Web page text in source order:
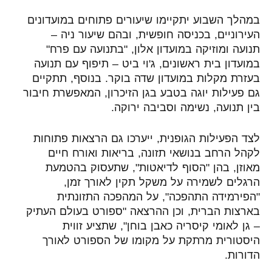
במהלך השבוע יתקיימו שיעורים פתוחים במועדונים
העירוניים, בכניסה חופשית, ובהם שיעור ניה –
תנועה ומוזיקה במועדון אלון, "בתנועה עם פרח"
במועדון בית ראשונים, ג'וי ביט – תיפוף עם תנועה
בעזרת מקלות במועדון שדה בוקר. בנוסף, תתקיים
גם פעילות יוגה בטבע בגן הזיכרון, המאפשרת חיבור
בין תנועה, נשימה וסביבה ירוקה.
לצד הפעילות הגופנית, ייערכו גם הרצאות פתוחות
לקהל הרחב בנושאי תזונה, בריאות ואורח חיים
מאוזן, בהן "הסוף לדיאטות", שתעסוק בהטמעת
הרגלים לשמירה על משקל תקין לאורך זמן,
"הפירמידה התהפכה", על המהפכה התזונתית
בארצות הברית, וכן ההרצאה "ספורט בעולם העתיק
– גן לאומי קיסריה כאבן בוחן", שתציע זווית
היסטורית מרתקת על מקומו של הספורט לאורך
הדורות.